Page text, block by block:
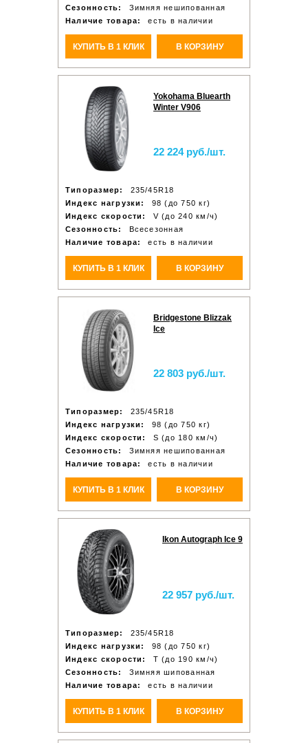
Сезонность:
Зимняя нешипованная
Наличие товара:
есть в наличии
КУПИТЬ В 1 КЛИК В КОРЗИНУ
Yokohama Bluearth
Winter V906
22 224 руб./шт.
Типоразмер:
235/45R18
Индекс нагрузки:
98 (до 750 кг)
Индекс скорости:
V (до 240 км/ч)
Сезонность:
Всесезонная
Наличие товара:
есть в наличии
КУПИТЬ В 1 КЛИК В КОРЗИНУ
Bridgestone Blizzak
Ice
22 803 руб./шт.
Типоразмер:
235/45R18
Индекс нагрузки:
98 (до 750 кг)
Индекс скорости:
S (до 180 км/ч)
Сезонность:
Зимняя нешипованная
Наличие товара:
есть в наличии
КУПИТЬ В 1 КЛИК В КОРЗИНУ
Ikon Autograph Ice 9
22 957 руб./шт.
Типоразмер:
235/45R18
Индекс нагрузки:
98 (до 750 кг)
Индекс скорости:
T (до 190 км/ч)
Сезонность:
Зимняя шипованная
Наличие товара:
есть в наличии
КУПИТЬ В 1 КЛИК В КОРЗИНУ